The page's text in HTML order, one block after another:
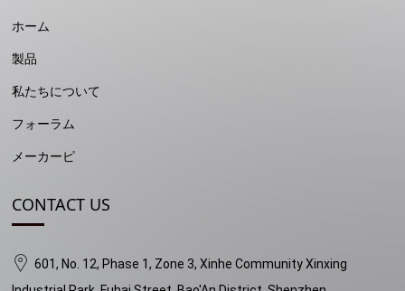
ホーム
製品
私たちについて
フォーラム
メーカーピ
CONTACT US
601, No. 12, Phase 1, Zone 3, Xinhe Community Xinxing